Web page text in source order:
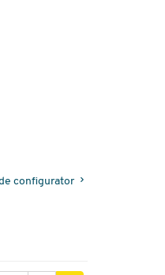
configurator